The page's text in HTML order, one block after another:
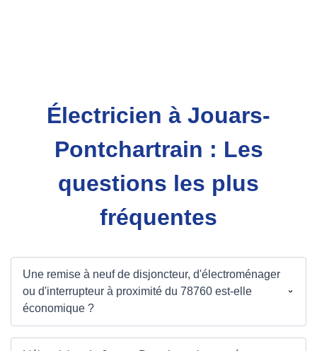
Électricien à Jouars-
Pontchartrain : Les
questions les plus
fréquentes
Une remise à neuf de disjoncteur, d'électroménager
ou d'interrupteur à proximité du 78760 est-elle
économique ?